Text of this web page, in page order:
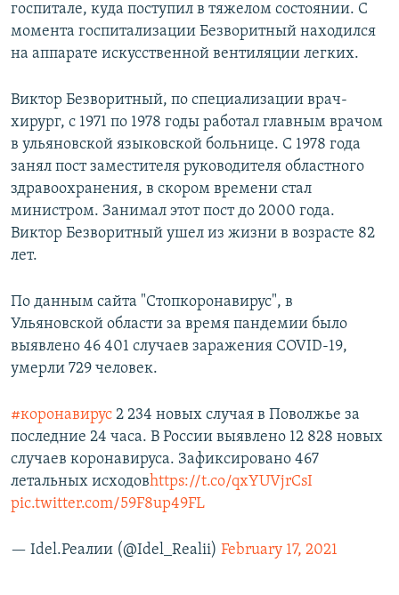
госпитале, куда поступил в тяжелом состоянии. С
момента госпитализации Безворитный находился
на аппарате искусственной вентиляции легких.
Виктор Безворитный, по специализации врач-
хирург, с 1971 по 1978 годы работал главным врачом
в ульяновской языковской больнице. С 1978 года
занял пост заместителя руководителя областного
здравоохранения, в скором времени стал
министром. Занимал этот пост до 2000 года.
Виктор Безворитный ушел из жизни в возрасте 82
лет.
По данным сайта "Стопкоронавирус", в
Ульяновской области за время пандемии было
выявлено 46 401 случаев заражения COVID-19,
умерли 729 человек.
#коронавирус 2 234 новых случая в Поволжье за
последние 24 часа. В России выявлено 12 828 новых
случаев коронавируса. Зафиксировано 467
летальных исходовhttps://t.co/qxYUVjrCsI
pic.twitter.com/59F8up49FL
— Idel.Реалии (@Idel_Realii) February 17, 2021